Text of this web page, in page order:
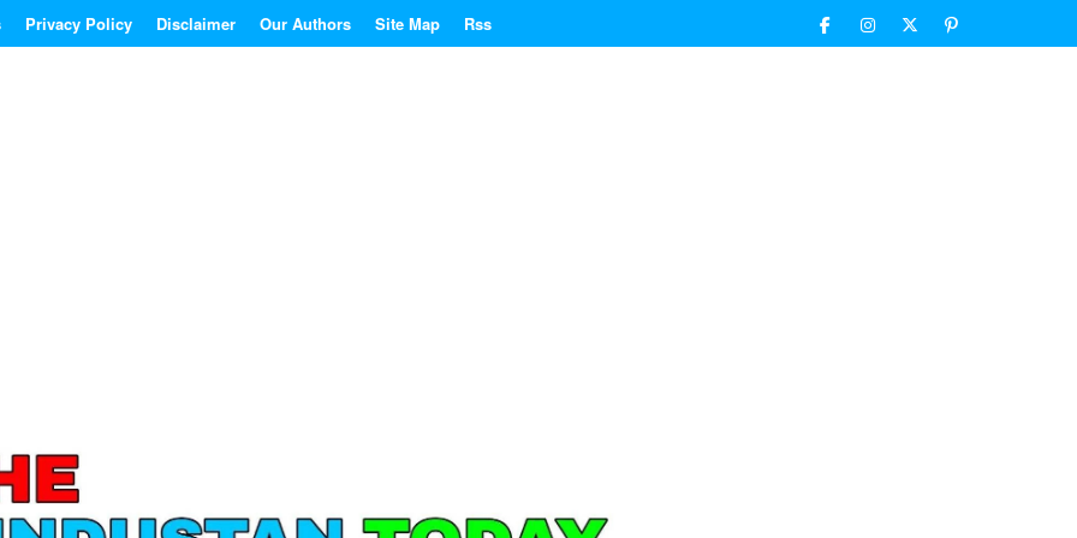
Privacy Policy Disclaimer Our Authors Site Map Rss FacebookInstagram
TwitterPinterest